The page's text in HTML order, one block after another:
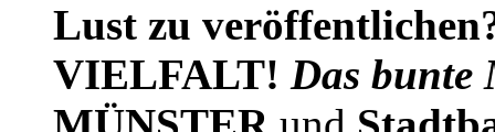
Lust zu
VIELFALT! Das bunte